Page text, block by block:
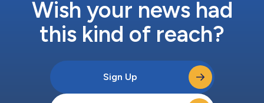
Wish your news had
this kind of reach?
Sign Up